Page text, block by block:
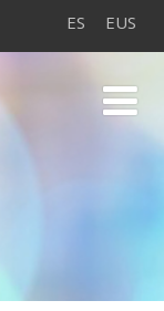
ES EUS